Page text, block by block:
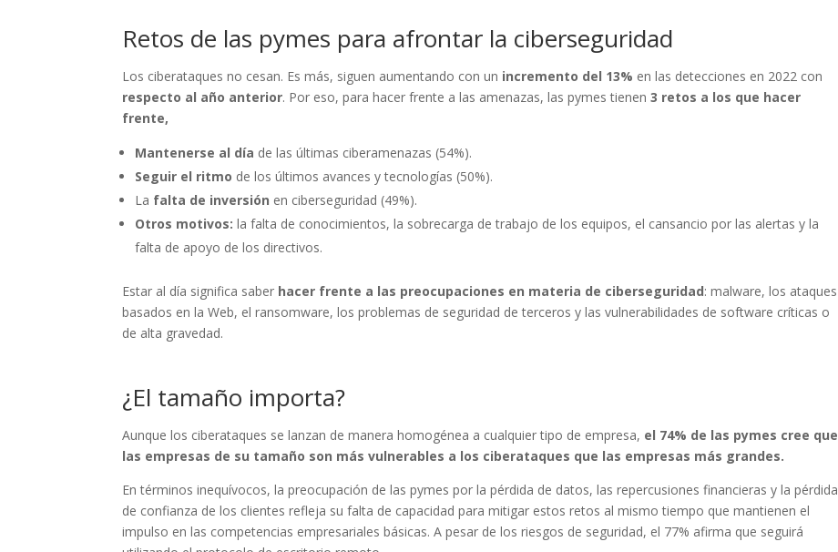
Retos de las pymes para afrontar la ciberseguridad
Los ciberataques no cesan. Es más, siguen aumentando con un incremento del 13% en las detecciones en 2022 con
respecto al año anterior. Por eso, para hacer frente a las amenazas, las pymes tienen3 retos a los que hacer
frente,
Mantenerse al día de las últimas ciberamenazas (54%).
Seguir el ritmo de los últimos avances y tecnologías (50%).
La falta de inversión en ciberseguridad (49%).
Otros motivos: la falta de conocimientos, la sobrecarga de trabajo de los equipos, el cansancio por las alertas y la
falta de apoyo de los directivos.
Estar al día significa saber hacer frente a las preocupaciones en materia de ciberseguridad: malware, los ataques
basados en la Web, el ransomware, los problemas de seguridad de terceros y las vulnerabilidades de software críticas o
de alta gravedad.
¿El tamaño importa?
Aunque los ciberataques se lanzan de manera homogénea a cualquier tipo de empresa, el 74% de las pymes cree que
las empresas de su tamaño son más vulnerables a los ciberataques que las empresas más grandes.
En términos inequívocos, la preocupación de las pymes por la pérdida de datos, las repercusiones financieras y la pérdida
de confianza de los clientes refleja su falta de capacidad para mitigar estos retos al mismo tiempo que mantienen el
impulso en las competencias empresariales básicas. A pesar de los riesgos de seguridad, el 77% afirma que seguirá